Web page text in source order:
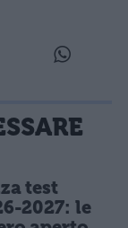
quanto previsto dalla
terzi per finalità di
test
2027: le